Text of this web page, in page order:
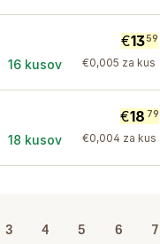
16 kusov
€1359
€0,005 za kus
18 kusov
€18 79
€0,004 za kus
3 4 5 6 7